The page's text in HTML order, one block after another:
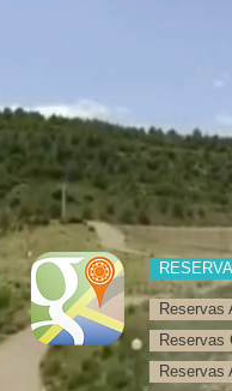
Reservas
Reservas
Reservas